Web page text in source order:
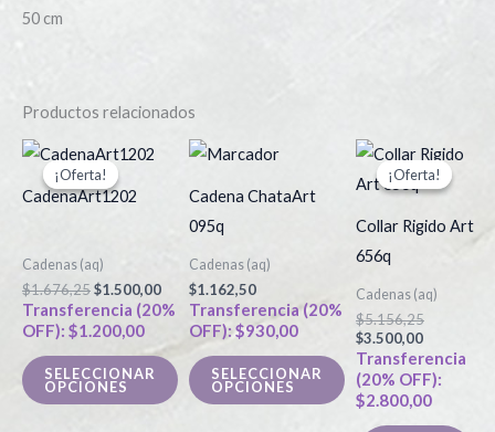
50 cm
Productos relacionados
¡Oferta!
¡Oferta!
CadenaArt1202
Cadenas (aq)
$1.676,25
El
precio
original
era:
$1.500,00
$1.500,00.
Transferencia (20%
OFF): $1.200,00
SELECCIONAR
OPCIONES
Este
variantes.
Las
opciones
pueden
Cadena ChataArt
095q
Cadenas (aq)
$1.162,50
Transferencia (20%
OFF): $930,00
SELECCIONAR
OPCIONES
Este
producto
Las
opciones
pueden
elegir
¡Oferta!
¡Oferta!
Collar Rigido Art
656q
Cadenas (aq)
$5.156,25
El
precio
original
$5.156,25.
$3.500,00
El
precio
actual
$3.500,00.
Transferencia
(20% OFF):
$2.800,00